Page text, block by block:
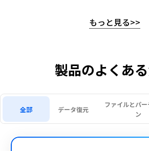
もっと見る>>
製品のよくあ
全部 データ復元
ファイルとパー
ン